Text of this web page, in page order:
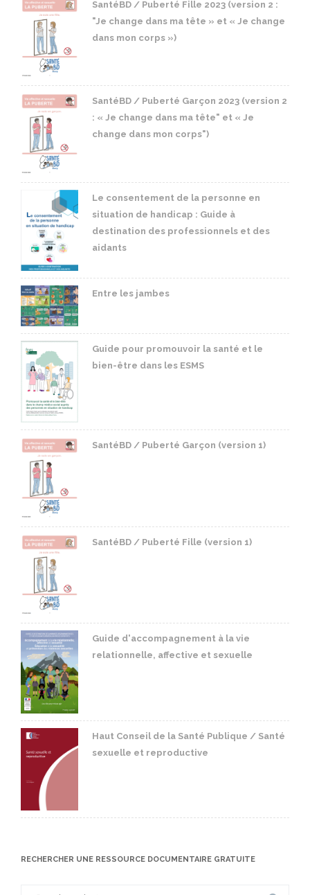
SantéBD / Puberté Fille 2023 (version 2 :
"Je change dans ma tête » et « Je change
dans mon corps »)
SantéBD / Puberté Garçon 2023 (version 2
: « Je change dans ma tête" et « Je
change dans mon corps")
Le consentement de la personne en
situation de handicap : Guide à
destination des professionnels et des
aidants
Entre les jambes
Guide pour promouvoir la santé et le
bien-être dans les ESMS
SantéBD / Puberté Garçon (version 1)
SantéBD / Puberté Fille (version 1)
Guide d'accompagnement à la vie
relationnelle, affective et sexuelle
Haut Conseil de la Santé Publique / Santé
sexuelle et reproductive
RECHERCHER UNE RESSOURCE DOCUMENTAIRE GRATUITE